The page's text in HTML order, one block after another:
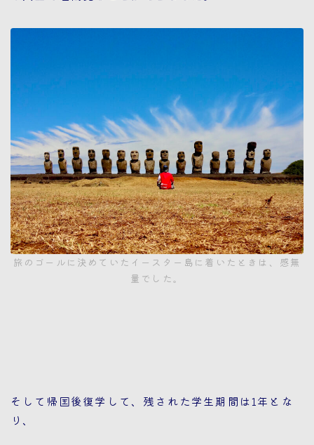
旅のゴールに決めていたイースター島に着いたときは、感無
量でした。
そして帰国後復学して、残された学生期間は1年とな
り、